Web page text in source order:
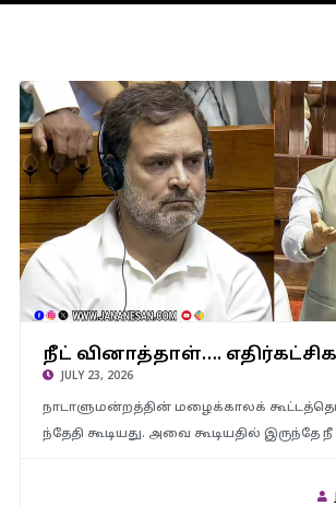
நீட் வினாத்தாள்…. எதிர்கட்சிகள் விவாதத்தில்
முயல்கின்றனர் -மத்திய அமைச்சர்
நீட் வினாத்தாள்….
JULY 23, 2026
நாடாளுமன்றத்தின் மழைக்காலக்
ந்தேதி கூடியது. அவை கூடியதில் இருந்தே நீ